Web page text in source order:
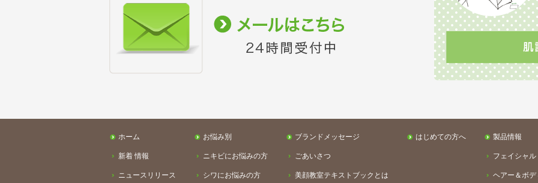
ホーム
新着 情報
ニュースリリース
お悩み別
ニキビにお悩みの方
シワにお悩みの方
ブランドメッセージ
ごあいさつ
美顔教室テキストブックとは
はじめての方へ 製品情報
フェイシャル
ヘアー＆ボデ